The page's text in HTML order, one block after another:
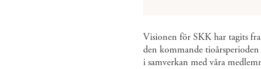
Visionen för SKK har tagits
den kommande
i samverkan med våra